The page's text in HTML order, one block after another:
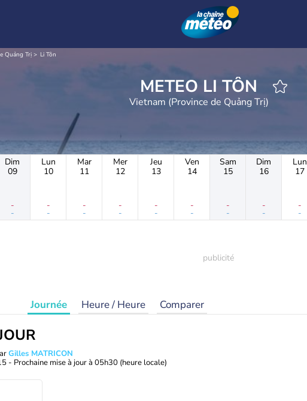
Quảng Trị Li Tôn
METEO LI TÔN
Vietnam (Province de Quảng Trị)
Dim
09
-
-
Lun
10
-
-
Mar
11
-
-
Mer
12
-
-
Jeu
13
-
-
Ven
14
-
-
Sam
15
-
-
Dim
16
-
-
Lun
17
-
-
Journée Heure / Heure Comparer
Gilles MATRICON
- Prochaine mise à jour à 05h30 (heure locale)